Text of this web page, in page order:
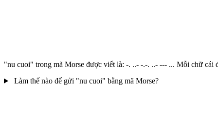
"nu cuoi" trong mã Morse được viết là: -. ..- -.-. ..- --- ... Mỗi chữ cái
Làm thế nào để gửi "nu cuoi" bằng mã Morse?